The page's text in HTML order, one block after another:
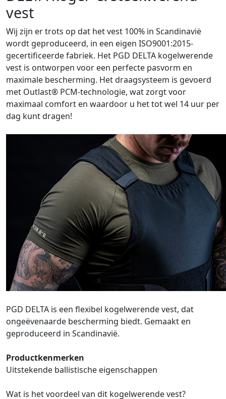
vest
Wij zijn er trots op dat het vest 100% in Scandinavië
wordt geproduceerd, in een eigen ISO9001:2015-
gecertificeerde fabriek. Het PGD DELTA kogelwerende
vest is ontworpen voor een perfecte pasvorm en
maximale bescherming. Het draagsysteem is gevoerd
met Outlast® PCM-technologie, wat zorgt voor
maximaal comfort en waardoor u het tot wel 14 uur per
dag kunt dragen!
PGD DELTA is een flexibel kogelwerende vest, dat
ongeëvenaarde bescherming biedt. Gemaakt en
geproduceerd in Scandinavië.
Productkenmerken
Uitstekende ballistische eigenschappen
Wat is het voordeel van dit kogelwerende vest?